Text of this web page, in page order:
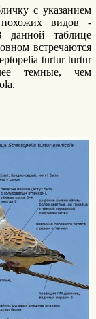
с указанием
похожих видов -
таблице
встречаются
turtur turtur
темные, чем